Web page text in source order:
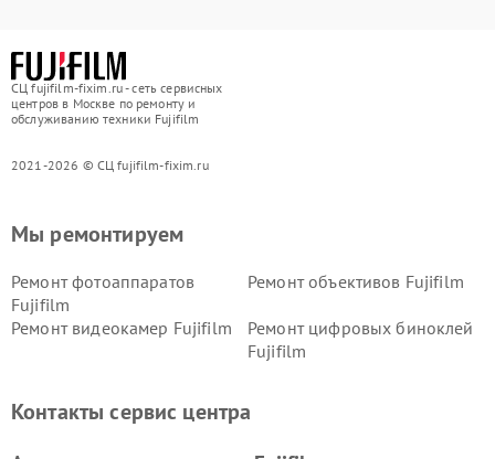
СЦ fujifilm-fixim.ru - сеть сервисных
центров в Москве по ремонту и
обслуживанию техники Fujifilm
2021-2026 © СЦ fujifilm-fixim.ru
Мы ремонтируем
Ремонт фотоаппаратов
Fujifilm
Ремонт объективов Fujifilm
Ремонт видеокамер Fujifilm
Ремонт цифровых биноклей
Fujifilm
Контакты сервис центра